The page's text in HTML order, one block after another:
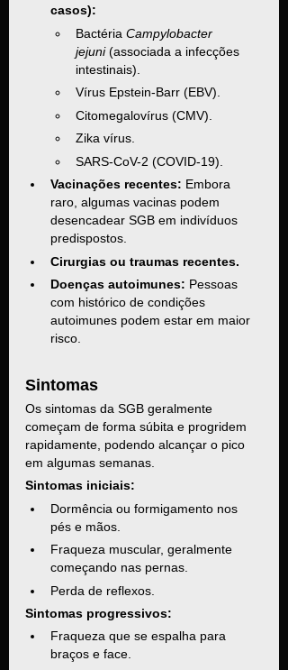
casos):
Bactéria Campylobacter
jejuni (associada a infecções
intestinais).
Vírus Epstein-Barr (EBV).
Citomegalovírus (CMV).
Zika vírus.
SARS-CoV-2 (COVID-19).
Vacinações recentes: Embora
raro, algumas vacinas podem
desencadear SGB em indivíduos
predispostos.
Cirurgias ou traumas recentes.
Doenças autoimunes: Pessoas
com histórico de condições
autoimunes podem estar em maior
risco.
Sintomas
Os sintomas da SGB geralmente
começam de forma súbita e progridem
rapidamente, podendo alcançar o pico
em algumas semanas.
Sintomas iniciais:
Dormência ou formigamento nos
pés e mãos.
Fraqueza muscular, geralmente
começando nas pernas.
Perda de reflexos.
Sintomas progressivos:
Fraqueza que se espalha para
braços e face.